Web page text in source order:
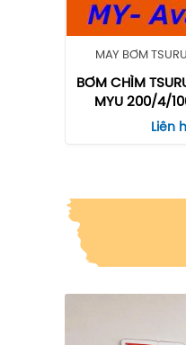
MÁY BƠM
BƠM CHÌM
MYU 200/4/
Liên